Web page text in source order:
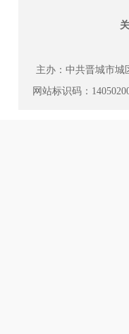
主办：中共晋城市城
网站标识码：